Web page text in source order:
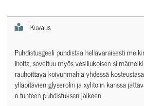
Kuvaus
Puhdistusgeeli puhdistaa hellävaraisesti
iholta, soveltuu myös vesiliukoisen
rauhoittava koivunmahla yhdessä
ylläpitävien glyserolin ja xylitolin kanssa
n tunteen puhdistuksen jälkeen.